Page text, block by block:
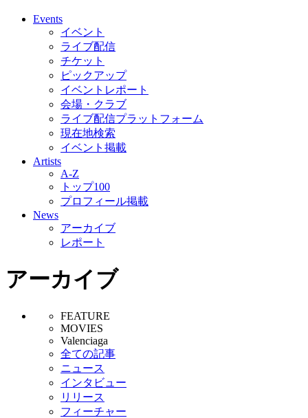
Events
イベント
ライブ配信
チケット
ピックアップ
イベントレポート
会場・クラブ
ライブ配信プラットフォーム
現在地検索
イベント掲載
Artists
A-Z
トップ100
プロフィール掲載
News
アーカイブ
レポート
アーカイブ
FEATURE
MOVIES
Valenciaga
全ての記事
ニュース
インタビュー
リリース
フィーチャー